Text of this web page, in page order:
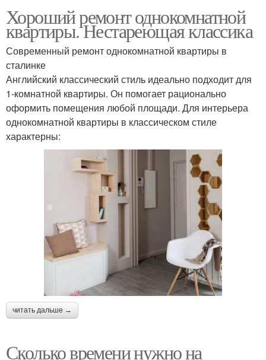
Хороший ремонт однокомнатной
квартиры. Нестареющая классика
Современный ремонт однокомнатной квартиры в
сталинке
Английский классический стиль идеально подходит для
1-комнатной квартиры. Он помогает рационально
оформить помещения любой площади. Для интерьера
однокомнатной квартиры в классическом стиле
характерны:
читать дальше →
Сколько времени нужно на